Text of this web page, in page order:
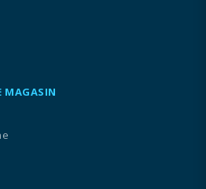
MAGASIN